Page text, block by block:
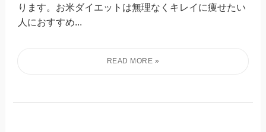
ります。お米ダイエットは無理なくキレイに痩せたい
人におすすめ...